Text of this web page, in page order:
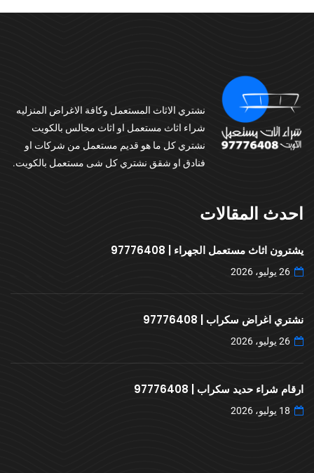
نشتري الاثاث المستعمل وكافة الاغراض المنزليه
شراء اثاث مستعمل او اثاث مجالس بالكويت
نشتري كل ما هو قديم مستعمل من شركات او
فنادق او شقق نشتري كل شى مستعمل بالكويت.
احدث المقالات
يشترون اثاث مستعمل الجهراء | 97776408
26 يوليو، 2026
نشتري اغراض سكراب | 97776408
26 يوليو، 2026
ارقام شراء حديد سكراب | 97776408
18 يوليو، 2026